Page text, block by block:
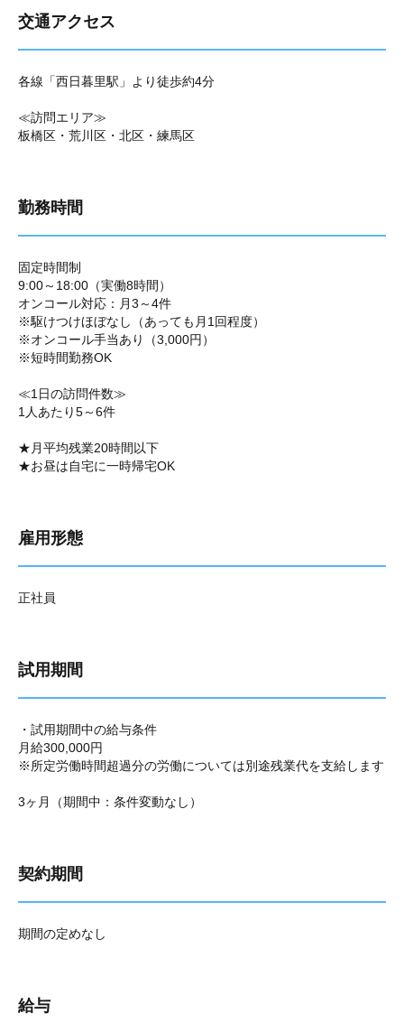
交通アクセス
各線「西日暮里駅」より徒歩約4分
≪訪問エリア≫
板橋区・荒川区・北区・練馬区
勤務時間
固定時間制
9:00～18:00（実働8時間）
オンコール対応：月3～4件
※駆けつけほぼなし（あっても月1回程度）
※オンコール手当あり（3,000円）
※短時間勤務OK
≪1日の訪問件数≫
1人あたり5～6件
★月平均残業20時間以下
★お昼は自宅に一時帰宅OK
雇用形態
正社員
試用期間
・試用期間中の給与条件
月給300,000円
※所定労働時間超過分の労働については別途残業代を支給します
3ヶ月（期間中：条件変動なし）
契約期間
期間の定めなし
給与